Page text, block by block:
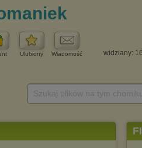
Ulubiony Wiadomość widziany: